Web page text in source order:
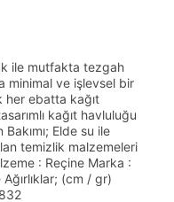
ile mutfakta tezgah
minimal ve işlevsel bir
her ebatta kağıt
kağıt havluluğu
Elde su ile
temizlik malzemeleri
: Reçine Marka :
(cm / gr)